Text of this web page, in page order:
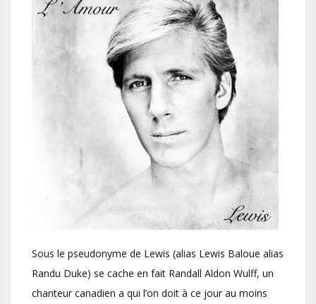
Sous le pseudonyme de Lewis (alias Lewis Baloue alias
Randu Duke) se cache en fait Randall Aldon Wulff, un
chanteur canadien a qui l’on doit à ce jour au moins